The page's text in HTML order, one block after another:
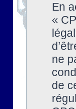
En
«
ne
de